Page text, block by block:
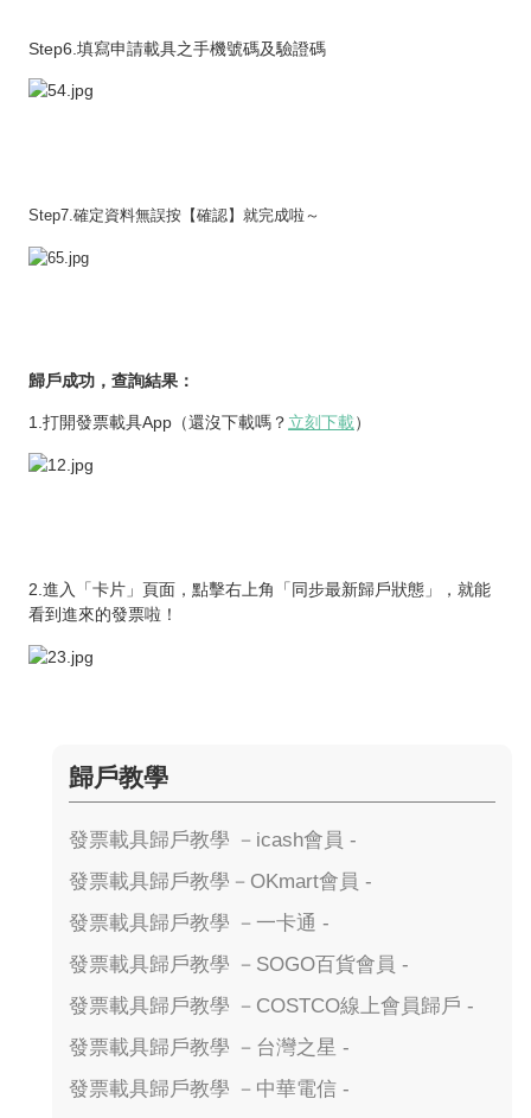
Step6.填寫申請載具之手機號碼及驗證碼
Step7.確定資料無誤按【確認】就完成啦～
歸戶成功，查詢結果：
1.打開發票載具App（還沒下載嗎？ 立刻下載）
2.進入「卡片」頁面，點擊右上角「同步最新歸戶狀態」，就能
看到進來的發票啦！
歸戶教學
發票載具歸戶教學 －icash會員 -
發票載具歸戶教學－OKmart會員 -
發票載具歸戶教學 －一卡通 -
發票載具歸戶教學 －SOGO百貨會員 -
發票載具歸戶教學 －COSTCO線上會員歸戶 -
發票載具歸戶教學 －台灣之星 -
發票載具歸戶教學 －中華電信 -